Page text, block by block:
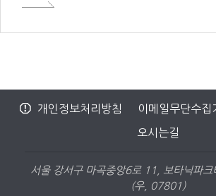
개인정보처리방침 이메일무단수집
오시는길
서울 강서구 마곡중앙6로 11, 보타닉파
(우, 07801)